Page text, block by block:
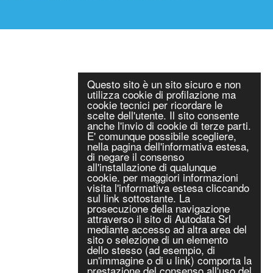
Questo sito è un sito sicuro e non
utilizza cookie di profilazione ma
cookie tecnici per ricordare le
scelte dell'utente. Il sito consente
anche l'invio di cookie di terze parti.
E' comunque possibile scegliere,
nella pagina dell'informativa estesa,
di negare il consenso
all'installazione di qualunque
cookie. per maggiori informazioni
visita l'informativa estesa cliccando
sul link sottostante. La
prosecuzione della navigazione
attraverso il sito di Autodata Srl
mediante accesso ad altra area del
sito o selezione di un elemento
dello stesso (ad esempio, di
un'immagine o di u link) comporta la